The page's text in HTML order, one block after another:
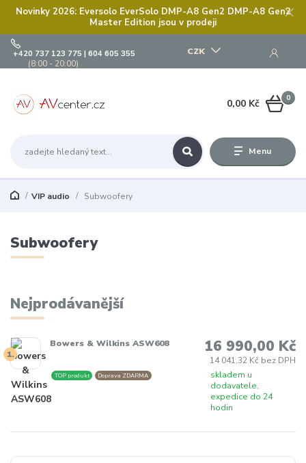
Novinky 2026: Eversolo EverSolo DMP-A8 Gen2 DMP-A8 Gen2
Master Edition jsou v prodeji
Menu
CZK
+420 737 123 775 | 604 605 355
(8:00 - 20:00)
0
0,00 Kč
VIP audio Subwoofery
Subwoofery
Nejprodávanější
1.
Bowers & Wilkins ASW608
skladem u
dodavatele,
expedice do 24
hodin
TOP produkt Doprava ZDARMA
16 990,00 Kč
14 041,32 Kč bez DPH